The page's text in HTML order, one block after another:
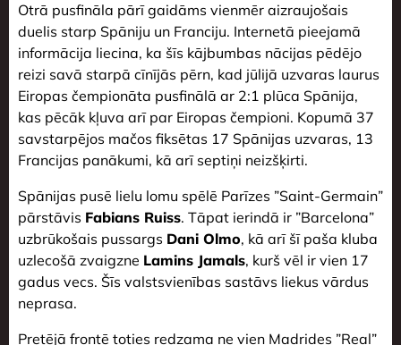
Otrā pusfināla pārī gaidāms vienmēr aizraujošais
duelis starp Spāniju un Franciju. Internetā pieejamā
informācija liecina, ka šīs kājbumbas nācijas pēdējo
reizi savā starpā cīnījās pērn, kad jūlijā uzvaras laurus
Eiropas čempionāta pusfinālā ar 2:1 plūca Spānija,
kas pēcāk kļuva arī par Eiropas čempioni. Kopumā 37
savstarpējos mačos fiksētas 17 Spānijas uzvaras, 13
Francijas panākumi, kā arī septiņi neizšķirti.
Spānijas pusē lielu lomu spēlē Parīzes ”Saint-Germain”
pārstāvis Fabians Ruiss. Tāpat ierindā ir ”Barcelona”
uzbrūkošais pussargs Dani Olmo, kā arī šī paša kluba
uzlecošā zvaigzne Lamins Jamals, kurš vēl ir vien 17
gadus vecs. Šīs valstsvienības sastāvs liekus vārdus
neprasa.
Pretējā frontē toties redzama ne vien Madrides ”Real”